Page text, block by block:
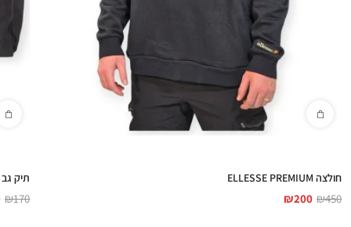
חולצה ELLESSE PREMIUM
₪450
₪200
תיק גב ELLESSE
₪170